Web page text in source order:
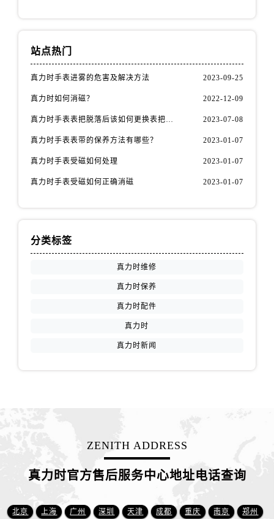
安徽省池州市贵池区长江路真力时售后服务中心（需提前预约）
安徽省六安市金安区解放中路真力时售后服务中心（需提前预约）
安徽省宿州市埇桥区人民中路真力时售后服务中心（需提前预约）
站点热门
真力时手表进雾的危害及解决方法 2023-09-25
真力时如何消磁？ 2022-12-09
真力时手表表把脱落后该如何更换表把（表把脱落原因） 2023-07-08
真力时手表表带的保养方法有哪些？ 2023-01-07
真力时手表受磁如何处理 2023-01-07
真力时手表受磁如何正确消磁 2023-01-07
分类标签
真力时维修
真力时保养
真力时配件
真力时
真力时新闻
ZENITH ADDRESS
真力时官方售后服务中心地址电话查询
北京 上海 广州 深圳 天津 成都 重庆 南京 郑州